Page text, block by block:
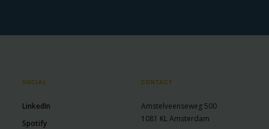
SOCIAL
LinkedIn
Spotify
CONTACT
Amstelveenseweg 500
1081 KL Amsterdam